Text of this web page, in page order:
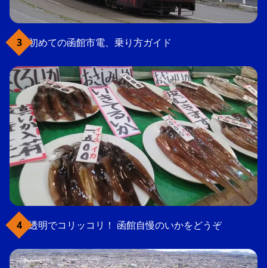
初めての函館市電、乗り方ガイド
透明でコリッコリ！ 函館自慢のいかをどうぞ